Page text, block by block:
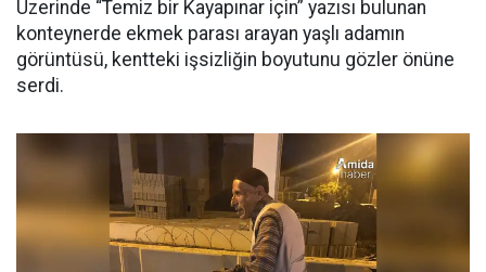
Üzerinde “Temiz bir Kayapınar için” yazısı bulunan
konteynerde ekmek parası arayan yaşlı adamın
görüntüsü, kentteki işsizliğin boyutunu gözler önüne
serdi.